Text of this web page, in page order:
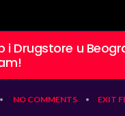
i Drugstore u
• NO COMMENTS • EXIT